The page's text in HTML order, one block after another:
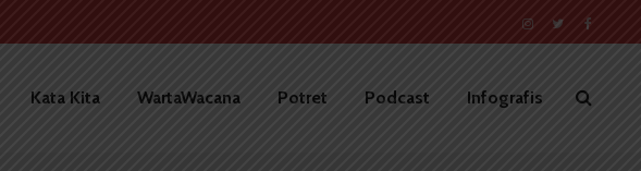
Kata Kita WartaWacana Potret Podcast Infografis